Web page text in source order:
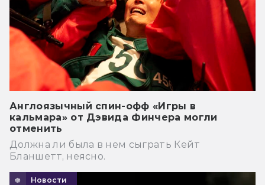
Англоязычный спин-офф «Игры в
кальмара» от Дэвида Финчера могли
отменить
Должна ли была в нем сыграть Кейт
Бланшетт, неясно.
Новости